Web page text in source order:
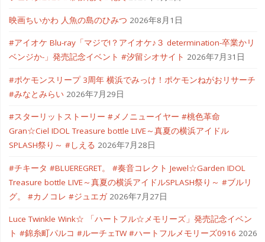
映画ちいかわ 人魚の島のひみつ 2026年8月1日
#アイオケ Blu-ray「マジで!？アイオケ♪３ determination-卒業かリ
ベンジか-」発売記念イベント #汐留シオサイト 2026年7月31日
#ポケモンスリープ 3周年 横浜でみっけ！ポケモンねがおリサーチ
#みなとみらい 2026年7月29日
#スターリットストーリー #メノニューイヤー #桃色革命
Gran☆Ciel IDOL Treasure bottle LIVE～真夏の横浜アイドル
SPLASH祭り～ #しえる 2026年7月28日
#チキータ #BLUEREGRET。 #奏音コレクト Jewel☆Garden IDOL
Treasure bottle LIVE～真夏の横浜アイドルSPLASH祭り～ #ブルリ
グ。 #カノコレ #ジュエガ 2026年7月27日
Luce Twinkle Wink☆ 「ハートフル☆メモリーズ」発売記念イベン
ト #錦糸町パルコ #ルーチェTW #ハートフルメモリーズ0916 2026